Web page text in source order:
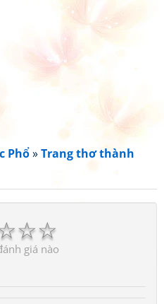
Phổ»Trang thơ thành
☆
☆
giá nào